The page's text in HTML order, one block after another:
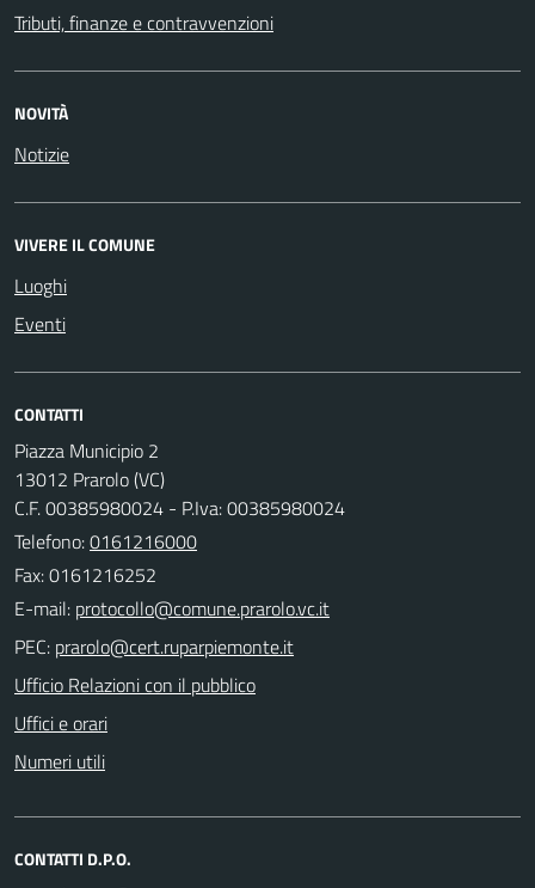
Tributi, finanze e contravvenzioni
NOVITÀ
Notizie
VIVERE IL COMUNE
Luoghi
Eventi
CONTATTI
Piazza Municipio 2
13012 Prarolo (VC)
C.F. 00385980024 - P.Iva: 00385980024
Telefono:0161216000
Fax: 0161216252
E-mail:
PEC:
Ufficio Relazioni con il pubblico
Uffici e orari
Numeri utili
CONTATTI D.P.O.